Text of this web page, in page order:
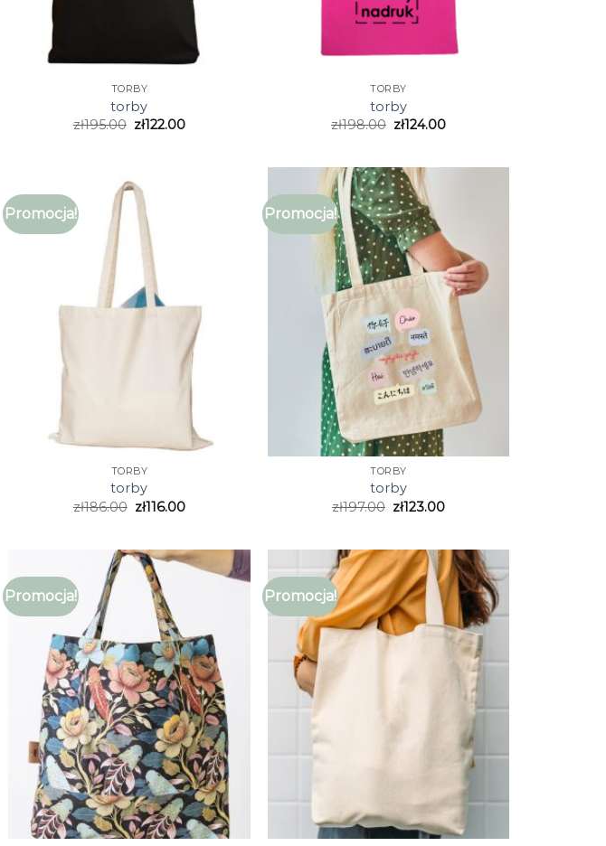
TORBY
torby
zł195.00 zł122.00
TORBY
torby
zł198.00 zł124.00
Promocja!
TORBY
torby
zł186.00 zł116.00
Promocja!
TORBY
torby
zł197.00 zł123.00
Promocja! Promocja!